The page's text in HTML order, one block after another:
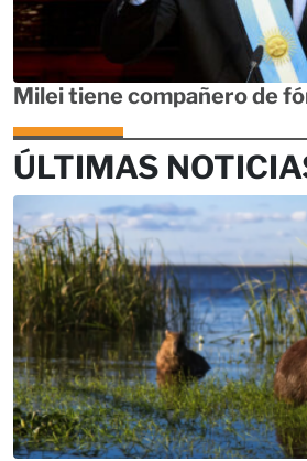
Milei tiene compañero de
ÚLTIMAS